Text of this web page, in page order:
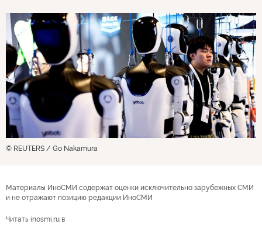
© REUTERS / Go Nakamura
Материалы ИноСМИ содержат оценки исключительно зарубежных СМИ
и не отражают позицию редакции ИноСМИ
Читать inosmi.ru в